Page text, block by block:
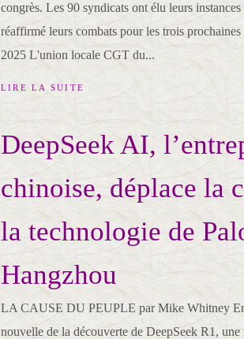
congrès. Les 90 syndicats ont élu leurs
réaffirmé leurs combats pour les trois
2025 L'union locale CGT du...
LIRE LA SUITE
DeepSeek AI,
chinoise, déplace la
la technologie de
Hangzhou
LA CAUSE DU PEUPLE par Mike Whitney
nouvelle de la découverte de DeepSeek R1,